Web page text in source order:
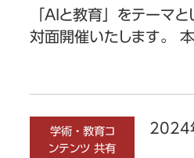
「AIと教育」をテーマ
対面開催いたします。
学術・教育コ
ンテンツ 共有
2024